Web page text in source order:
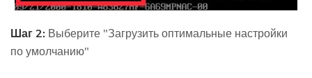
Шаг 2: Выберите "Загрузить оптимальные настройки
по умолчанию"